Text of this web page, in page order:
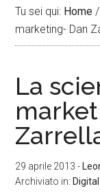
Tu sei qui: Home /
marketing- Dan
La
29 aprile 2013 -
Archiviato in: